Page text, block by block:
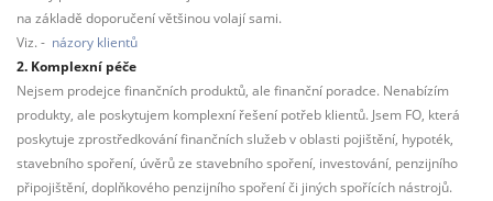
na základě doporučení většinou volají sami.
Viz. - názory klientů
2. Komplexní péče
Nejsem prodejce finančních produktů, ale finanční poradce. Nenabízím
produkty, ale poskytujem komplexní řešení potřeb klientů. Jsem FO, která
poskytuje zprostředkování finančních služeb v oblasti pojištění, hypoték,
stavebního spoření, úvěrů ze stavebního spoření, investování, penzijního
připojištění, doplňkového penzijního spoření či jiných spořících nástrojů.